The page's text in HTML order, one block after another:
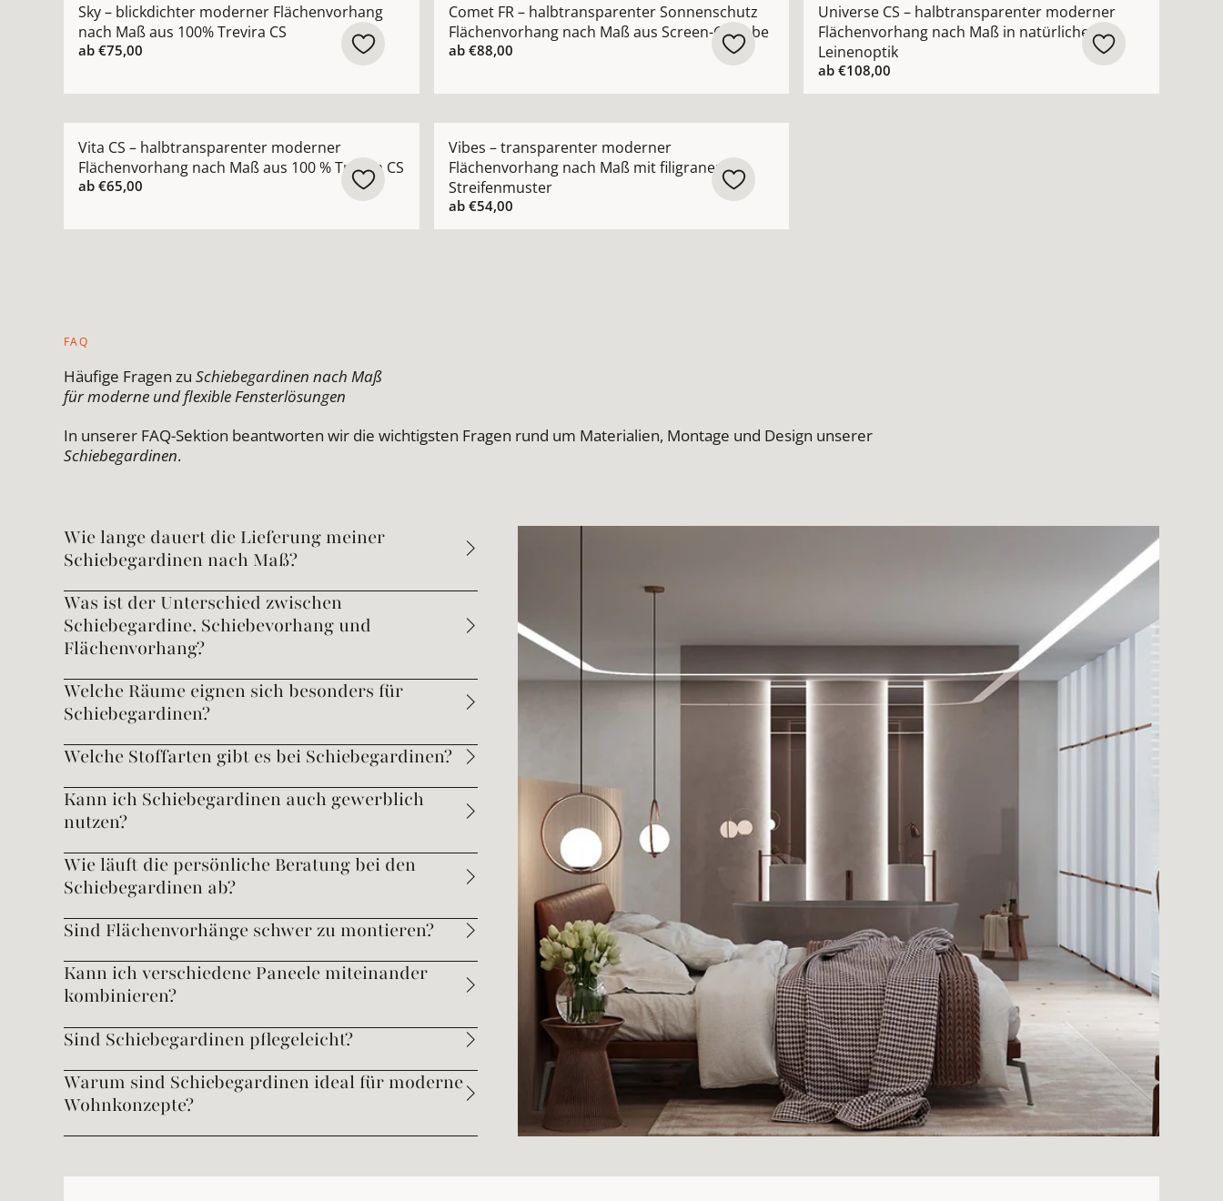
Sky – blickdichter moderner Flächenvorhang
nach Maß aus 100% Trevira CS
ab €75,00
Comet FR – halbtransparenter Sonnenschutz
Flächenvorhang nach Maß aus Screen-Gewebe
ab €88,00
Universe CS – halbtransparenter moderner
Flächenvorhang nach Maß in natürlicher
Leinenoptik
ab€108,00
Vita CS – halbtransparenter moderner
Flächenvorhang nach Maß aus 100 % Trevira CS
ab €65,00
Vibes – transparenter moderner
Flächenvorhang nach Maß mit filigranem
Streifenmuster
ab €54,00
FAQ
Häufige Fragen zu Schiebegardinen nach Maß
für moderne und flexible Fensterlösungen
In unserer FAQ-Sektion beantworten wir die wichtigsten Fragen rund um Materialien, Montage und Design unserer
Schiebegardinen.
Wie lange dauert die Lieferung meiner
Schiebegardinen nach Maß?
Was ist der Unterschied zwischen
Schiebegardine, Schiebevorhang und
Flächenvorhang?
Welche Räume eignen sich besonders für
Schiebegardinen?
Welche Stoffarten gibt es bei Schiebegardinen?
Kann ich Schiebegardinen auch gewerblich
nutzen?
Wie läuft die persönliche Beratung bei den
Schiebegardinen ab?
Sind Flächenvorhänge schwer zu montieren?
Kann ich verschiedene Paneele miteinander
kombinieren?
Sind Schiebegardinen pflegeleicht?
Warum sind Schiebegardinen ideal für moderne
Wohnkonzepte?